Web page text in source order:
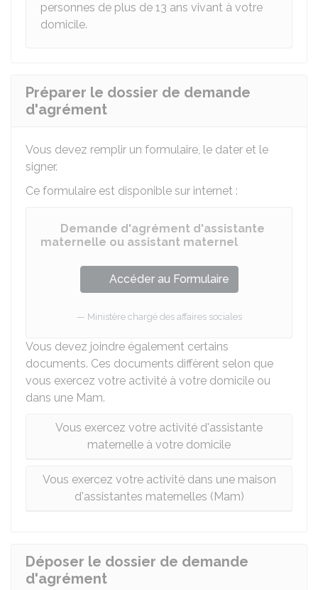
personnes de plus de 13 ans vivant à votre
domicile.
Préparer le dossier de demande
d'agrément
Vous devez remplir un formulaire, le dater et le
signer.
Ce formulaire est disponible sur internet :
Demande d'agrément d'assistante
maternelle ou assistant maternel
Accéder au Formulaire
Ministère chargé des affaires sociales
Vous devez joindre également certains
documents. Ces documents diffèrent selon que
vous exercez votre activité à votre domicile ou
dans une Mam.
Vous exercez votre activité d'assistante
maternelle à votre domicile
Vous exercez votre activité dans une maison
d'assistantes maternelles (Mam)
Déposer le dossier de demande
d'agrément